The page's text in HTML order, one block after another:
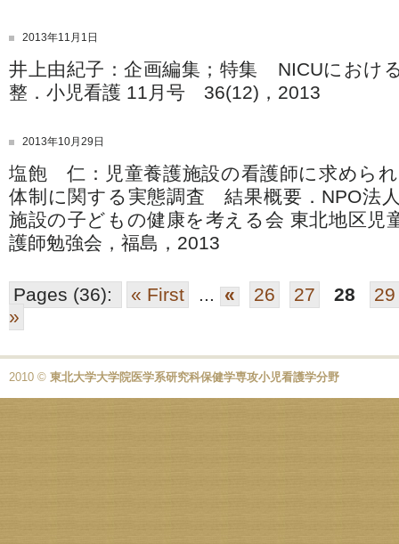
2013年11月1日
井上由紀子：企画編集；特集 NICUにおけ
整．小児看護 11月号 36(12)，2013
2013年10月29日
塩飽 仁：児童養護施設の看護師に求めら
体制に関する実態調査 結果概要．NPO法
施設の子どもの健康を考える会 東北地区児
護師勉強会，福島，2013
Pages (36): « First ... « 26 27 28
29
»
2010 © 東北大学大学院医学系研究科保健学専攻小児看護学分野